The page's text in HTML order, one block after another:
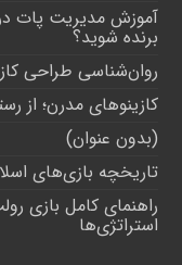
آموزش مدیریت پات در
برنده شوید؟
روان‌شناسی طراحی
کازینوهای مدرن؛ از
(بدون عنوان)
تاریخچه بازی‌های
راهنمای کامل بازی
استراتژی‌ها